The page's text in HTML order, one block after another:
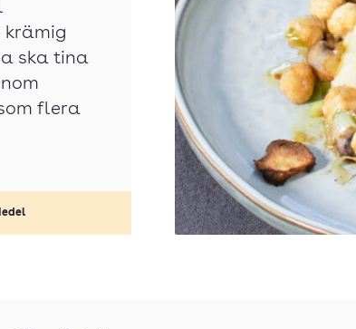
krämig
ska tina
flera